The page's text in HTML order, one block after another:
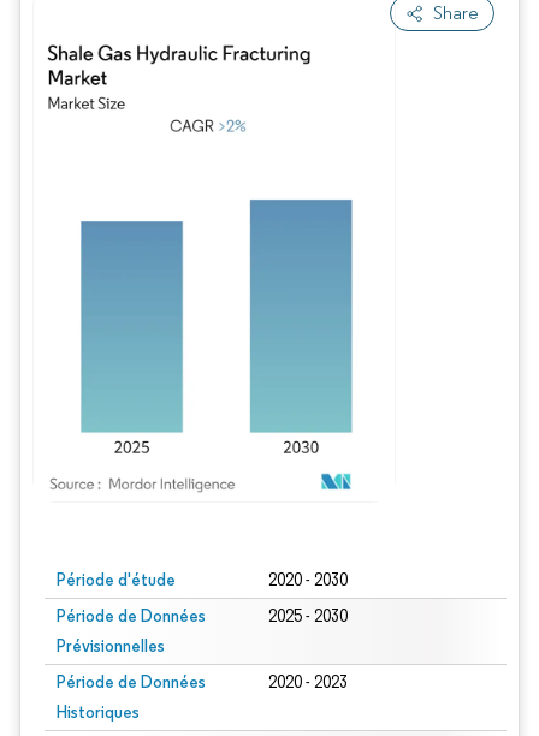
Share
Période d'étude 2020 - 2030
Période de Données
Prévisionnelles
2025 - 2030
Période de Données
Historiques
2020 - 2023